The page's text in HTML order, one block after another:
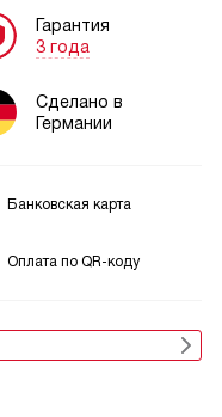
Гарантия
3 года
Сделано в
Германии
Банковская карта
Оплата по QR-коду